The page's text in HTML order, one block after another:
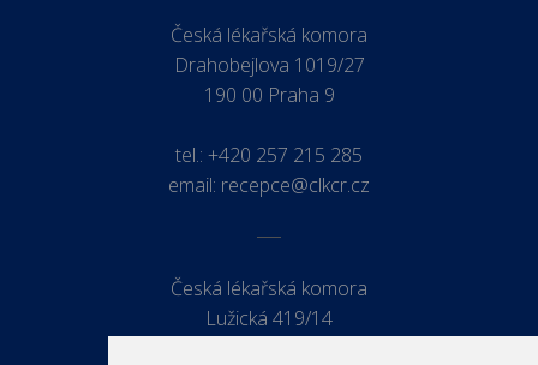
Česká lékařská komora
Drahobejlova 1019/27
190 00 Praha 9
tel.: +420 257 215 285
email: recepce@clkcr.cz
Česká lékařská komora
Lužická 419/14